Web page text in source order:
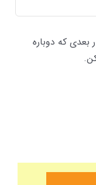
بعدی که دوباره